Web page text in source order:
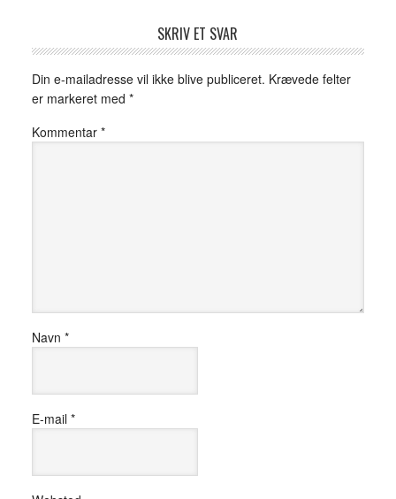
SKRIV ET SVAR
Din e-mailadresse vil ikke blive publiceret. Krævede felter
er markeret med *
Kommentar *
Navn *
E-mail *